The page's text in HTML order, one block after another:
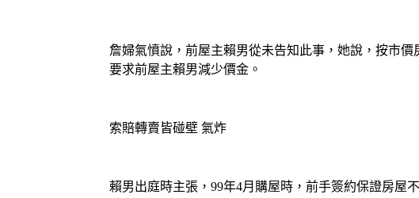
詹婦氣憤說，前屋主賴男從未告知此事，她說，按市
要求前屋主賴男減少價金。
索賠轉賣皆碰壁 氣炸
賴男出庭時主張，99年4月購屋時，前手簽約保證房屋